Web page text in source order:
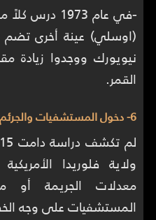
-
في عام
القمر.
6- دخول المستشفيات والجرئم
ولاية فلوريدا
معدلات الجريمة أو
المستشفيات على وجه